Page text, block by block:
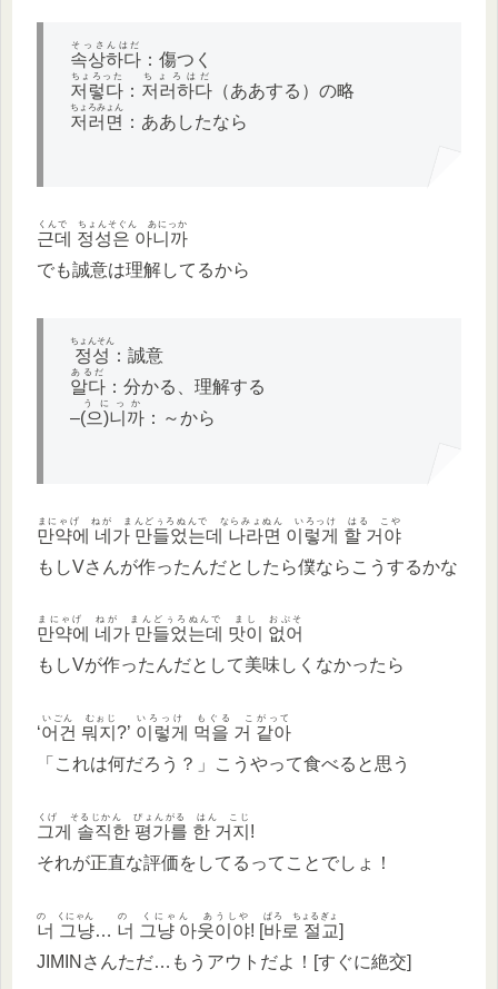
속상하다
そっさんはだ
：傷つく
저렇다
ちょろった
： 저러하다
ちょろはだ
（ああする）の略
저러면
ちょろみょん
：ああしたなら
근데 정성은 아니까
くんで ちょんそぐん あにっか
でも誠意は理解してるから
정성
ちょんそん
：誠意
알다
あるだ
：分かる、理解する
–(으)니까
うにっか
：～から
만약에 네가 만들었는데 나라면 이렇게 할 거야
まにゃげ ねが まんどぅろぬんで ならみょぬん いろっけ はる こや
もしVさんが作ったんだとしたら僕ならこうするかな
만약에 네가 만들었는데 맛이 없어
まにゃげ ねが まんどぅろぬんで まし おぷそ
もしVが作ったんだとして美味しくなかったら
‘어건 뭐지
いごん むぉじ
?’ 이렇게 먹을 거 같아
いろっけ もぐる こがって
「これは何だろう？」こうやって食べると思う
그게 솔직한 평가를 한 거지
くげ そるじかん ぴょんがる はん こじ
!
それが正直な評価をしてるってことでしょ！
너 그냥
の くにゃん
… 너 그냥 아웃이야
の くにゃん あうしや
! [바로 절교
ぱろ ちょるぎょ
]
JIMINさんただ…もうアウトだよ！[すぐに絶交]